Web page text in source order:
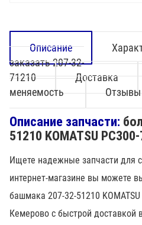
Описание
заказать 207-32-
71210
Доставка
меняемость
Отзывы
Описание запчасти:
51210 KOMATSU
Ищете надежные запчасти для
интернет-магазине вы можете
башмака 207-32-51210
Кемерово с быстрой доставкой